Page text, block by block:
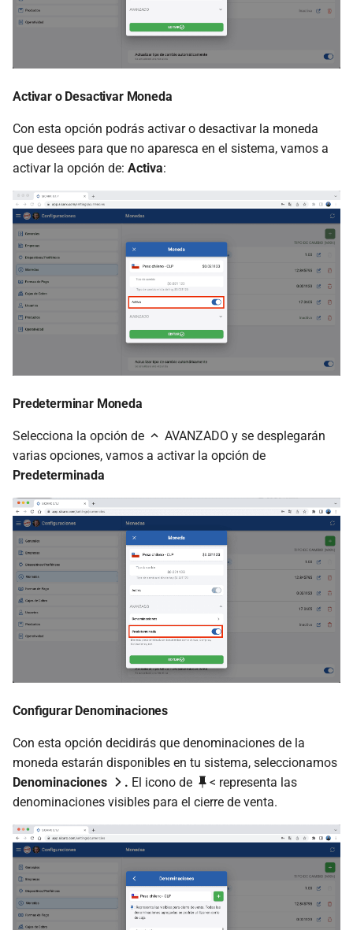
Activar o Desactivar Moneda
Con esta opción podrás activar o desactivar la moneda
que desees para que no aparesca en el sistema, vamos a
activar la opción de: Activa:
Predeterminar Moneda
Selecciona la opción de
AVANZADO y se desplegarán
varias opciones, vamos a activar la opción de
Predeterminada
Configurar Denominaciones
Con esta opción decidirás que denominaciones de la
moneda estarán disponibles en tu sistema, seleccionamos
Denominaciones
. El icono de
< representa las
denominaciones visibles para el cierre de venta.